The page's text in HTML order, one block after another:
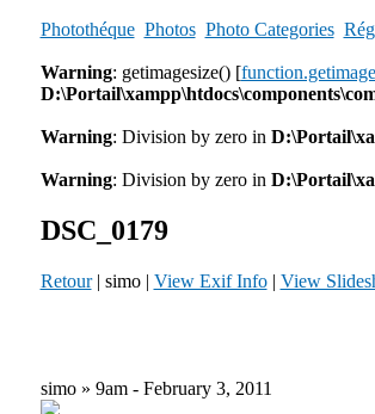
Photothéque Photos Photo Categories
Warning: getimagesize() [
Warning: Division by zero in
Warning: Division by zero in
DSC_0179
Retour| simo | View Exif Info| View
simo » 9am - February 3, 2011